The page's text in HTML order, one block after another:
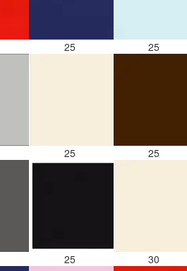
25 25
25 25
25 30